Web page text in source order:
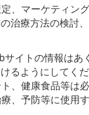
、マーケティ
治療方法の検
イトの情報は
るようにして
、健康食品等
、予防等に使